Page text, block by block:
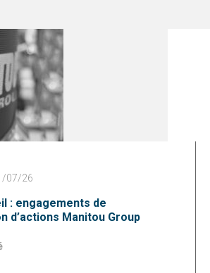
07/26
: engagements de
d’actions Manitou Group